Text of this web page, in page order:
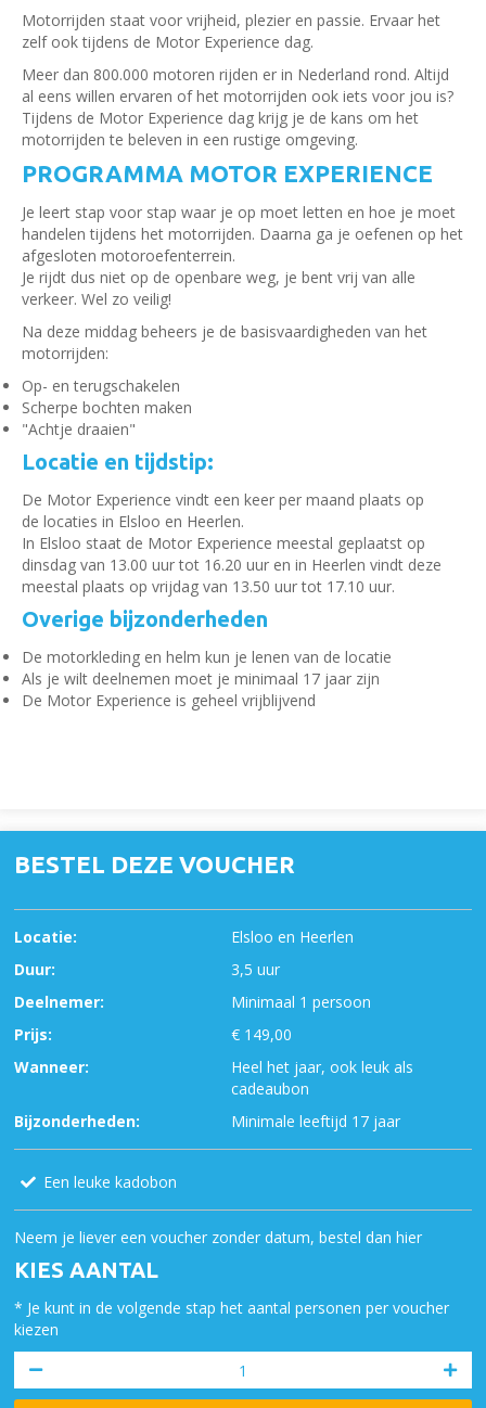
Motorrijden staat voor vrijheid, plezier en passie. Ervaar het
zelf ook tijdens de Motor Experience dag.
Meer dan 800.000 motoren rijden er in Nederland rond. Altijd
al eens willen ervaren of het motorrijden ook iets voor jou is?
Tijdens de Motor Experience dag krijg je de kans om het
motorrijden te beleven in een rustige omgeving.
PROGRAMMA MOTOR EXPERIENCE
Je leert stap voor stap waar je op moet letten en hoe je moet
handelen tijdens het motorrijden. Daarna ga je oefenen op het
afgesloten motoroefenterrein.
Je rijdt dus niet op de openbare weg, je bent vrij van alle
verkeer. Wel zo veilig!
Na deze middag beheers je de basisvaardigheden van het
motorrijden:
Op- en terugschakelen
Scherpe bochten maken
"Achtje draaien"
Locatie en tijdstip:
De Motor Experience vindt een keer per maand plaats op
de locaties in Elsloo en Heerlen.
In Elsloo staat de Motor Experience meestal geplaatst op
dinsdag van 13.00 uur tot 16.20 uur en in Heerlen vindt deze
meestal plaats op vrijdag van 13.50 uur tot 17.10 uur.
Overige bijzonderheden
De motorkleding en helm kun je lenen van de locatie
Als je wilt deelnemen moet je minimaal 17 jaar zijn
De Motor Experience is geheel vrijblijvend
BESTEL DEZE VOUCHER
Locatie:
Elsloo en Heerlen
Duur:
3,5 uur
Deelnemer:
Minimaal 1 persoon
Prijs:
€ 149,00
Wanneer:
Heel het jaar, ook leuk als
cadeaubon
Bijzonderheden:
Minimale leeftijd 17 jaar
Een leuke kadobon
Neem je liever een voucher zonder datum, bestel dan hier
KIES AANTAL
* Je kunt in de volgende stap het aantal personen per voucher
kiezen